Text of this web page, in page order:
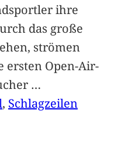
ihre
das große
strömen
ersten Open-Air-
…
, Schlagzeilen